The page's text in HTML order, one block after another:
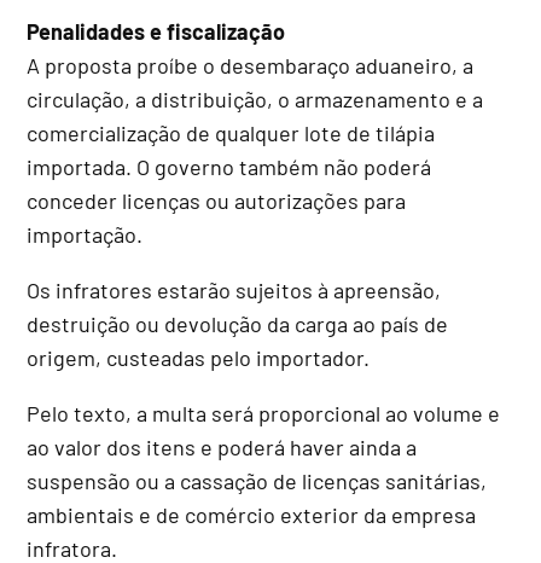
Penalidades e fiscalização
A proposta proíbe o desembaraço aduaneiro, a
circulação, a distribuição, o armazenamento e a
comercialização de qualquer lote de tilápia
importada. O governo também não poderá
conceder licenças ou autorizações para
importação.
Os infratores estarão sujeitos à apreensão,
destruição ou devolução da carga ao país de
origem, custeadas pelo importador.
Pelo texto, a multa será proporcional ao volume e
ao valor dos itens e poderá haver ainda a
suspensão ou a cassação de licenças sanitárias,
ambientais e de comércio exterior da empresa
infratora.